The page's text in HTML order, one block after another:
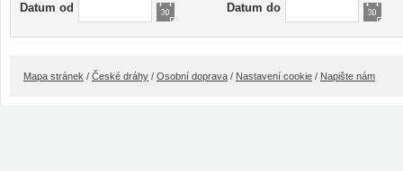
Datum od Datum do
Mapa stránek / České dráhy / Osobní doprava / Nastavení cookie / Napište nám